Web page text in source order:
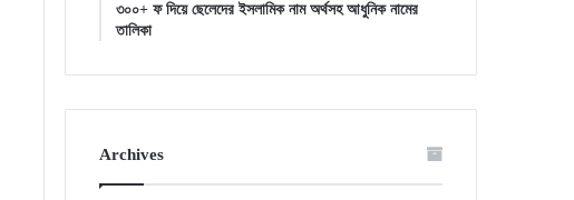
৩০০+ ফ দিয়ে ছেলেদের ইসলামিক নাম অর্থসহ আধুনিক নামের
তালিকা
Archives